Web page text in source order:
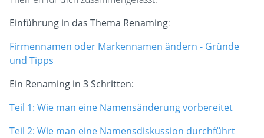
Einführung in das Thema Renaming:
Firmennamen oder Markennamen ändern - Gründe
und Tipps
Ein Renaming in 3 Schritten:
Teil 1: Wie man eine Namensänderung vorbereitet
Teil 2: Wie man eine Namensdiskussion durchführt